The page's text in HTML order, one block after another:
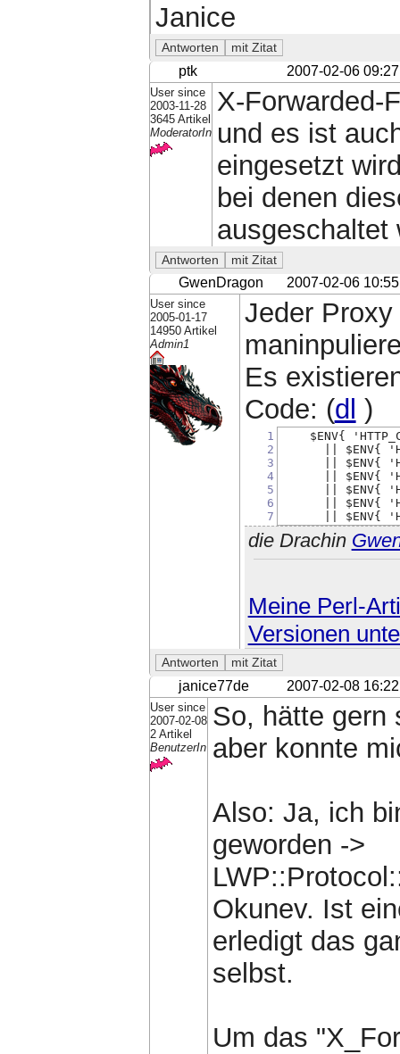
Janice
ptk 2007-02-06 09:27
User since
2003-11-28
3645 Artikel
ModeratorIn
X-Forwarded-
und es ist
eingesetzt
bei denen
ausgeschaltet
GwenDragon 2007-02-06 10:55
User since
2005-01-17
14950 Artikel
Admin1
Jeder
Es
Code: (dl )
1
2
3
4
5
6
7
$ENV{
|| $ENV{
|| $ENV{
|| $ENV{
|| $ENV{
|| $ENV{
|| $ENV{
die Drachin
Meine Perl-
Versionen
janice77de 2007-02-08 16:22
User since
2007-02-08
2 Artikel
BenutzerIn
So, hätte gern
aber konnte
Also: Ja, ich
geworden ->
Okunev. Ist
erledigt das
selbst.
Um das